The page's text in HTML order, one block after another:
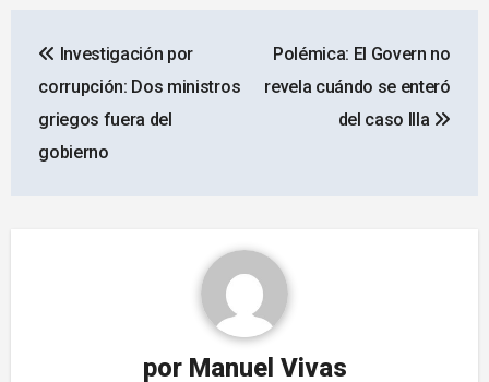
de
entradas
Investigación por
corrupción: Dos ministros
griegos fuera del
gobierno
Polémica: El Govern no
revela cuándo se enteró
del caso Illa
por Manuel Vivas